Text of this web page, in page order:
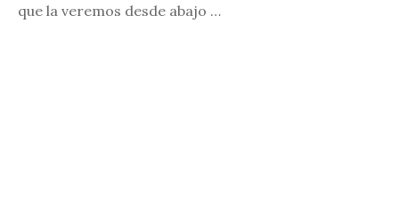
que la veremos desde abajo …